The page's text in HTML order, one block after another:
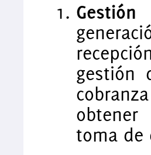
Gestión
gestión
obtener
toma de